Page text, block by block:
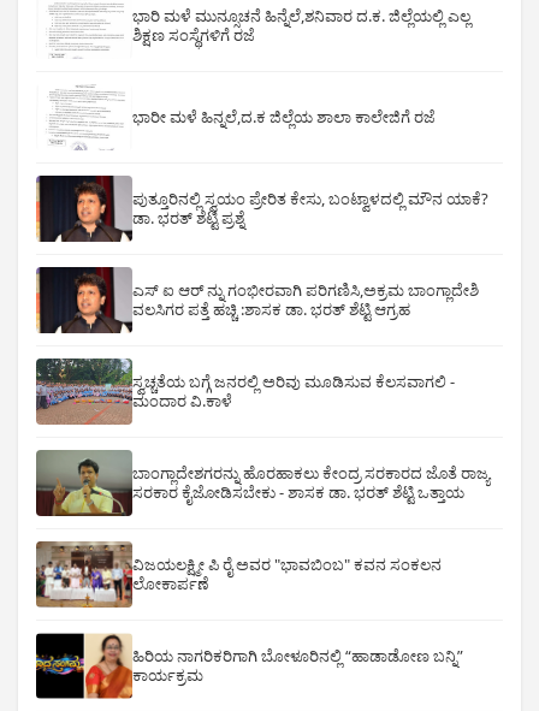
ಭಾರಿ ಮಳೆ ಮುನ್ಸೂಚನೆ ಹಿನ್ನೆಲೆ,ಶನಿವಾರ ದ.ಕ. ಜಿಲ್ಲೆಯಲ್ಲಿ ಎಲ್ಲ
ಶಿಕ್ಷಣ ಸಂಸ್ಥೆಗಳಿಗೆ ರಜೆ
ಭಾರೀ ಮಳೆ ಹಿನ್ನಲೆ,ದ.ಕ ಜಿಲ್ಲೆಯ ಶಾಲಾ ಕಾಲೇಜಿಗೆ ರಜೆ
ಪುತ್ತೂರಿನಲ್ಲಿ ಸ್ವಯಂ ಪ್ರೇರಿತ ಕೇಸು, ಬಂಟ್ವಾಳದಲ್ಲಿ ಮೌನ ಯಾಕೆ?
ಡಾ. ಭರತ್ ಶೆಟ್ಟಿ ಪ್ರಶ್ನೆ
ಎಸ್ ಐ ಆರ್ ನ್ನು ಗಂಭೀರವಾಗಿ ಪರಿಗಣಿಸಿ,ಅಕ್ರಮ ಬಾಂಗ್ಲಾದೇಶಿ
ವಲಸಿಗರ ಪತ್ತೆ ಹಚ್ಚಿ :ಶಾಸಕ ಡಾ. ಭರತ್ ಶೆಟ್ಟಿ ಆಗ್ರಹ
ಸ್ವಚ್ಚತೆಯ ಬಗ್ಗೆ ಜನರಲ್ಲಿ ಅರಿವು ಮೂಡಿಸುವ ಕೆಲಸವಾಗಲಿ -
ಮಂದಾರ ವಿ.ಕಾಳೆ
ಬಾಂಗ್ಲಾದೇಶಗರನ್ನು ಹೊರಹಾಕಲು ಕೇಂದ್ರ ಸರಕಾರದ ಜೊತೆ ರಾಜ್ಯ
ಸರಕಾರ ಕೈಜೋಡಿಸಬೇಕು - ಶಾಸಕ ಡಾ. ಭರತ್ ಶೆಟ್ಟಿ ಒತ್ತಾಯ
ವಿಜಯಲಕ್ಷ್ಮೀ ಪಿ ರೈ ಅವರ "ಭಾವಬಿಂಬ" ಕವನ ಸಂಕಲನ
ಲೋಕಾರ್ಪಣೆ
ಹಿರಿಯ ನಾಗರಿಕರಿಗಾಗಿ ಬೋಳೂರಿನಲ್ಲಿ “ಹಾಡಾಡೋಣ ಬನ್ನಿ”
ಕಾರ್ಯಕ್ರಮ